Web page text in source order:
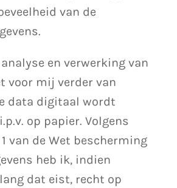
van de
en verwerking van
voor mij verder van
data digitaal wordt
op papier. Volgens
van de Wet bescherming
heb ik, indien
dat eist, recht op